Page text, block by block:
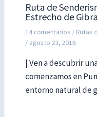
Ruta de
Estrecho de
14 comentarios / Rutas
/ agosto 23, 2016
| Ven a descubrir
comenzamos en
entorno natural de